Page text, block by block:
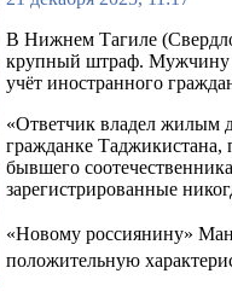
В Нижнем Тагиле
крупный штраф. Мужчину
учёт иностранного
«Ответчик владел жилым
гражданке Таджикистана,
бывшего
зарегистрированные
«Новому россиянину»
положительную